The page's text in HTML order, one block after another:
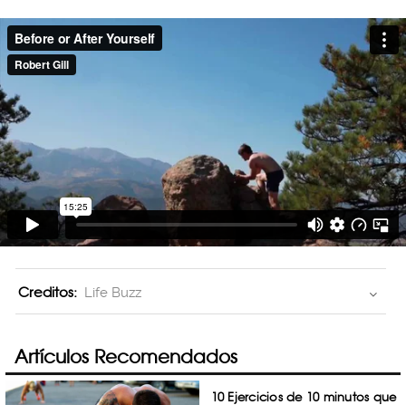
Creditos: Life Buzz
Artículos Recomendados
10 Ejercicios de 10 minutos que